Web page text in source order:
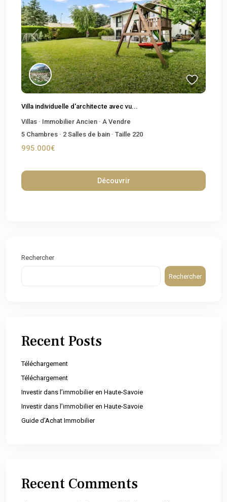
Previous Next
Villa individuelle d'architecte avec vu...
Villas · Immobilier Ancien · A Vendre
5 Chambres · 2 Salles de bain · Taille 220
995.000€
Découvrir
Rechercher
Rechercher
Recent Posts
Téléchargement
Téléchargement
Investir dans l’immobilier en Haute-Savoie
Investir dans l’immobilier en Haute-Savoie
Guide d’Achat Immobilier
Recent Comments